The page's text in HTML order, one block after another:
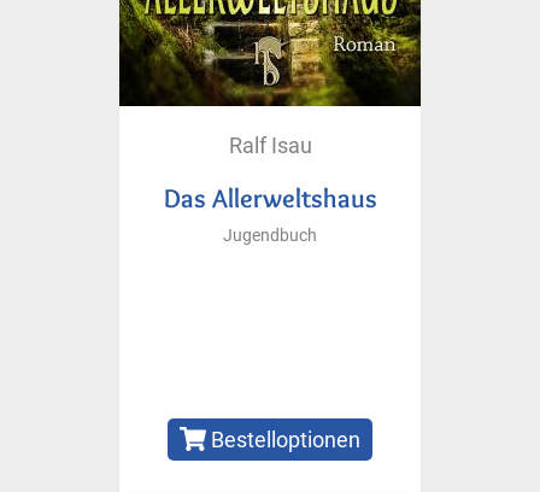
Ralf Isau
Das Allerweltshaus
Jugendbuch
Bestelloptionen